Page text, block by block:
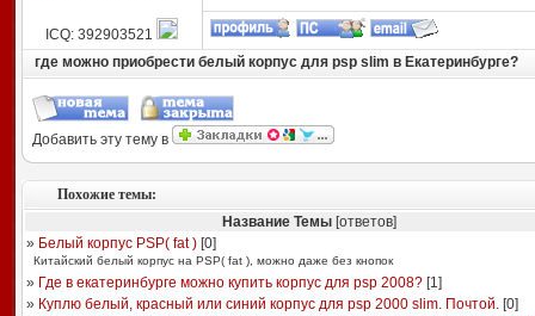
ICQ: 392903521
где можно приобрести белый корпус для psp slim в Екатеринбурге?
Добавить эту тему в
Похожие темы:
Название Темы[ответов]
» Белый корпус PSP( fat )[0]
Китайский белый корпус на PSP( fat ), можно даже без кнопок
» Где в екатеринбурге можно купить корпус для psp 2008?[1]
» Куплю белый, красный или синий корпус для psp 2000 slim. Почтой.[0]